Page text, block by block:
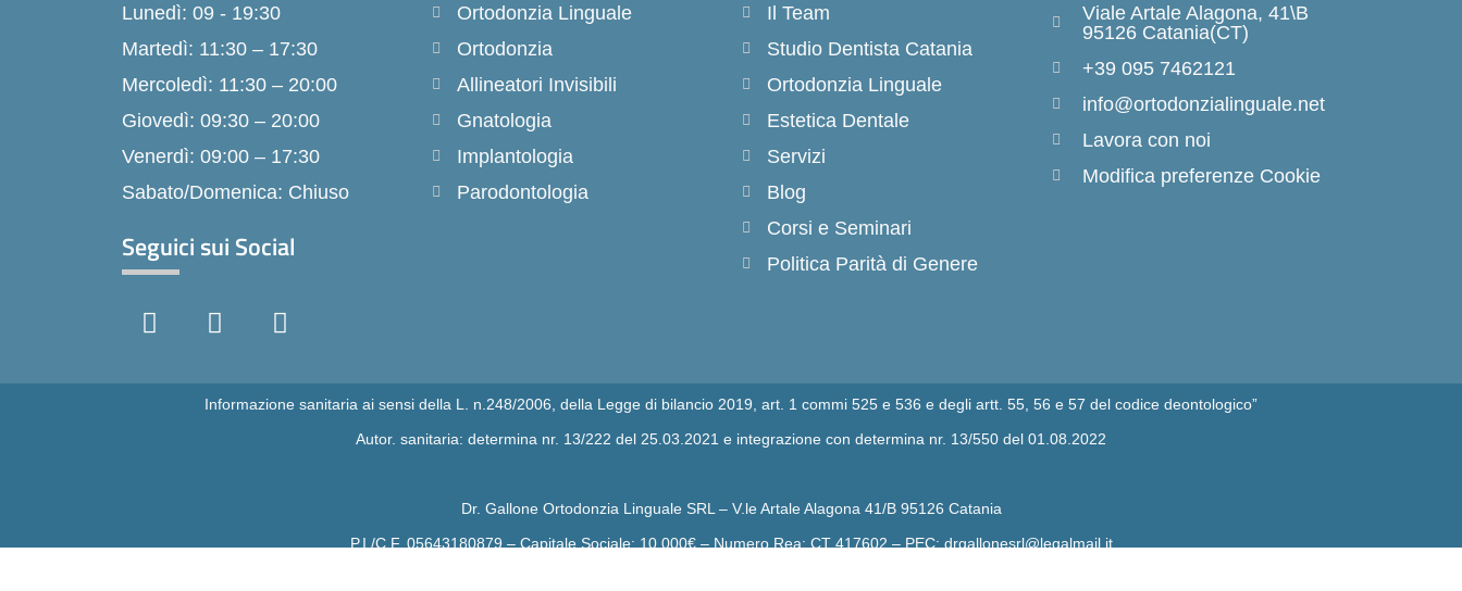
Lunedì: 09 - 19:30
Martedì: 11:30 – 17:30
Mercoledì: 11:30 – 20:00
Giovedì: 09:30 – 20:00
Venerdì: 09:00 – 17:30
Sabato/Domenica: Chiuso
Seguici sui Social
a
e
f
n
t
a
i
t
o
Ortodonzia Linguale
Ortodonzia
Allineatori Invisibili
Gnatologia
Implantologia
Parodontologia
Il Team
Studio Dentista Catania
Ortodonzia Linguale
Estetica Dentale
Servizi
Blog
Corsi e Seminari
Politica Parità di Genere
Viale Artale Alagona, 41\B
95126 Catania(CT)
+39 095 7462121
info@ortodonzialinguale.net
Lavora con noi
Modifica preferenze Cookie
Informazione sanitaria ai sensi della L. n.248/2006, della Legge di bilancio 2019, art. 1 commi 525 e 536 e degli artt. 55, 56 e 57 del codice deontologico”
Autor. sanitaria: determina nr. 13/222 del 25.03.2021 e integrazione con determina nr. 13/550 del 01.08.2022
Dr. Gallone Ortodonzia Linguale SRL – V.le Artale Alagona 41/B 95126 Catania
P.I./C.F. 05643180879 – Capitale Sociale: 10.000€ – Numero Rea: CT 417602 – PEC: drgallonesrl@legalmail.it